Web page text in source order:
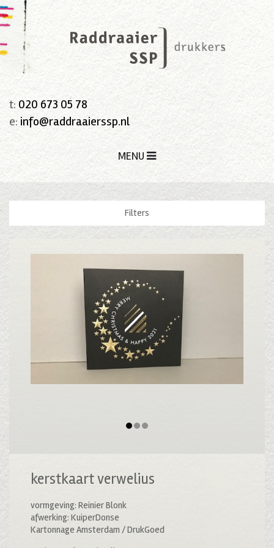
t: 020 673 05 78
e: info@raddraaierssp.nl
MENU
Filters
kerstkaart verwelius
vormgeving: Reinier Blonk
afwerking: KuiperDonse
Kartonnage Amsterdam / DrukGoed